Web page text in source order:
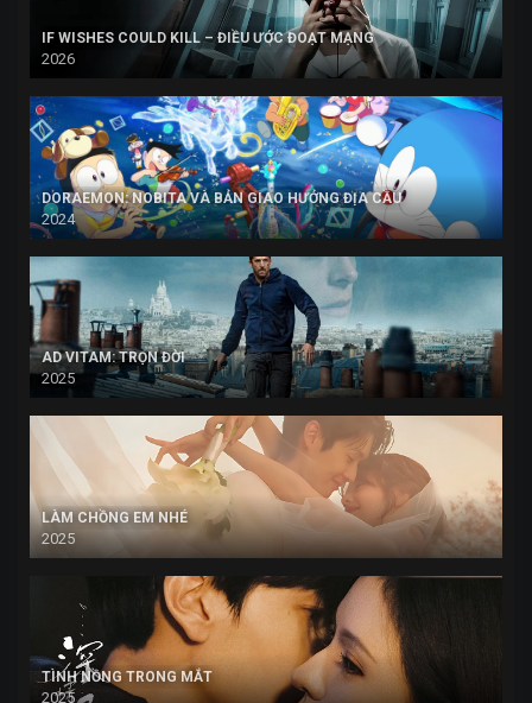
IF WISHES COULD KILL – ĐIỀU ƯỚC ĐOẠT MẠNG
2026
DORAEMON: NOBITA VÀ BẢN GIAO HƯỞNG ĐỊA CẦU
2024
AD VITAM: TRỌN ĐỜI
2025
LÀM CHỒNG EM NHÉ
2025
TÌNH NỒNG TRONG MẮT
2025